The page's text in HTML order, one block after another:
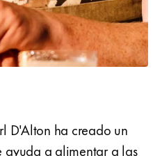
D'Alton ha creado un
ayuda a alimentar a las